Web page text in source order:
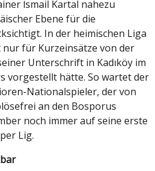
İsmail Kartal nahezu
Ebene für die
In der heimischen Liga
für Kurzeinsätze von der
Unterschrift in Kadıköy im
vorgestellt hätte. So wartet der
Nationalspieler, der von
an den Bosporus
noch immer auf seine erste
Lig.